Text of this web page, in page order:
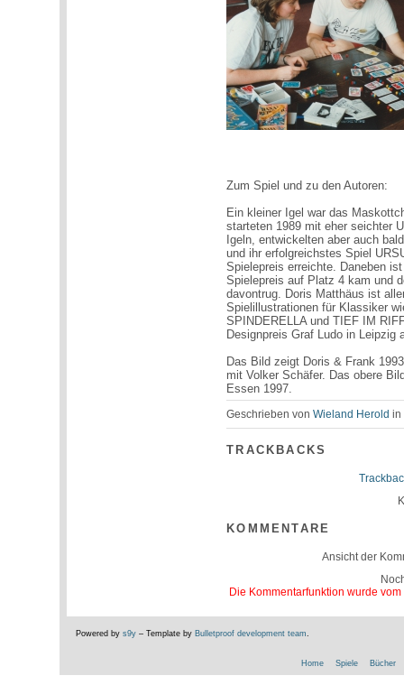
Zum Spiel und zu den Autoren:
Ein kleiner Igel war das
starteten 1989 mit eher seichter
Igeln, entwickelten aber auch
und ihr erfolgreichstes Spiel
Spielepreis erreichte. Daneben
Spielepreis auf Platz 4 kam und
davontrug. Doris Matthäus ist
Spielillustrationen für Klassiker
SPINDERELLA und TIEF IM
Designpreis Graf Ludo in Leipzig
Das Bild zeigt Doris & Frank
mit Volker Schäfer. Das obere
Essen 1997.
Geschrieben vonWieland Herold in
TRACKBACKS
KOMMENTARE
Ansicht der
Die Kommentarfunktion wurde
Powered by s9y– Template by Bulletproof development team
Home Spiele Bücher